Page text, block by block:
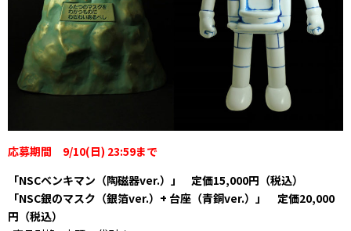
応募期間 9/10(日) 23:59まで
「NSCベンキマン（陶磁器ver.）」 定価15,000円（税込）
「NSC銀のマスク（銀箔ver.）+ 台座（青銅ver.）」 定価20,000
円（税込）